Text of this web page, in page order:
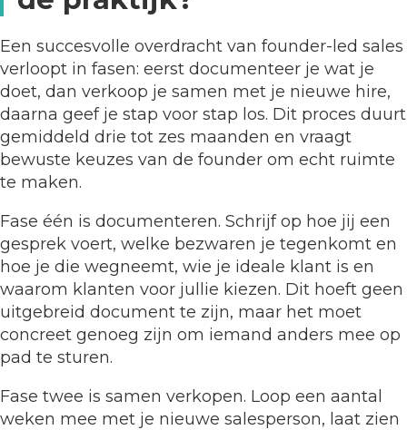
Een succesvolle overdracht van founder-led sales
verloopt in fasen: eerst documenteer je wat je
doet, dan verkoop je samen met je nieuwe hire,
daarna geef je stap voor stap los. Dit proces duurt
gemiddeld drie tot zes maanden en vraagt
bewuste keuzes van de founder om echt ruimte
te maken.
Fase één is documenteren. Schrijf op hoe jij een
gesprek voert, welke bezwaren je tegenkomt en
hoe je die wegneemt, wie je ideale klant is en
waarom klanten voor jullie kiezen. Dit hoeft geen
uitgebreid document te zijn, maar het moet
concreet genoeg zijn om iemand anders mee op
pad te sturen.
Fase twee is samen verkopen. Loop een aantal
weken mee met je nieuwe salesperson, laat zien